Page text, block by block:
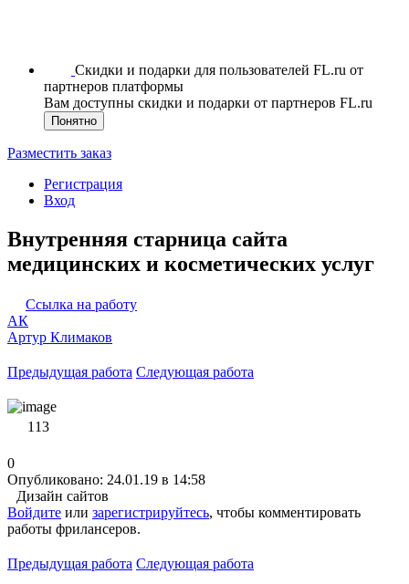
Скидки и подарки для пользователей FL.ru от
партнеров платформы
Вам доступны скидки и подарки от партнеров FL.ru
Понятно
Разместить заказ
Регистрация
Вход
Внутренняя старница сайта
медицинских и косметических услуг
Ссылка на работу
АК
Артур Климаков
Предыдущая работа Следующая работа
113
0
Опубликовано: 24.01.19 в 14:58
Дизайн сайтов
Войдите или зарегистрируйтесь, чтобы комментировать
работы фрилансеров.
Предыдущая работа Следующая работа